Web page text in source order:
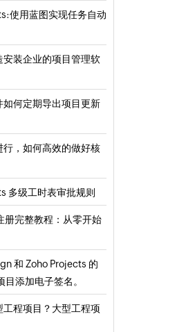
使用蓝图实现任务自动
安装企业的项目管理软
如何定期导出项目更新
行，如何高效的做好核
多级工时表审批规则
完整教程：从零开始
和 Zoho Projects 的
添加电子签名。
工程项目？大型工程项